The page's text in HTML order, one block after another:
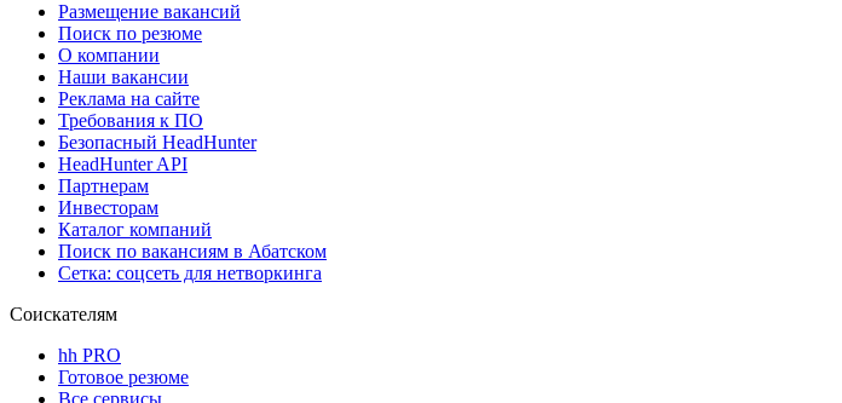
Размещение вакансий
Поиск по резюме
О компании
Наши вакансии
Реклама на сайте
Требования к ПО
Безопасный HeadHunter
HeadHunter API
Партнерам
Инвесторам
Каталог компаний
Поиск по вакансиям в Абатском
Сетка: соцсеть для нетворкинга
Соискателям
hh PRO
Готовое резюме
Все сервисы